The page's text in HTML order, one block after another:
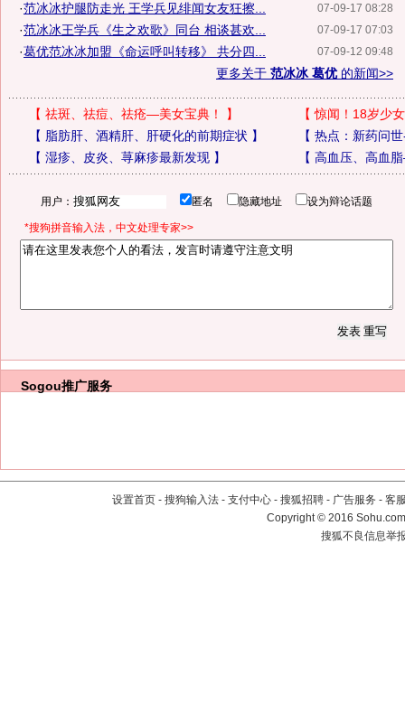
07-09-17 08:28
·范冰冰护腿防走光 王学兵见绯闻女友狂擦...
07-09-17 07:03
·范冰冰王学兵《生之欢歌》同台 相谈甚欢...
07-09-12 09:48
·葛优范冰冰加盟《命运呼叫转移》 共分四...
更多关于 范冰冰 葛优的新闻>>
【 祛斑、祛痘、祛疮—美女宝典！ 】 【惊闻！18岁少
【 脂肪肝、酒精肝、肝硬化的前期症状 】 【 热点：新药问
【 湿疹、皮炎、荨麻疹最新发现】 【 高血压、高血
用户： 匿名 隐藏地址 设为辩论话题
*搜狗拼音输入法，中文处理专家>>
Sogou推广服务
设置首页 - 搜狗输入法 - 支付中心 - 搜狐招聘 - 广告服务 - 客
Copyright©2016
搜狐不良信息举